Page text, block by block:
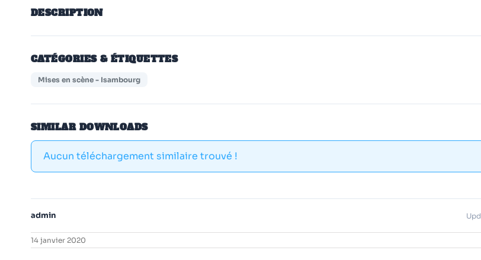
DESCRIPTION
CATÉGORIES & ÉTIQUETTES
Mises en scène - Isambourg
SIMILAR DOWNLOADS
Aucun téléchargement similaire trouvé !
admin
14 janvier 2020